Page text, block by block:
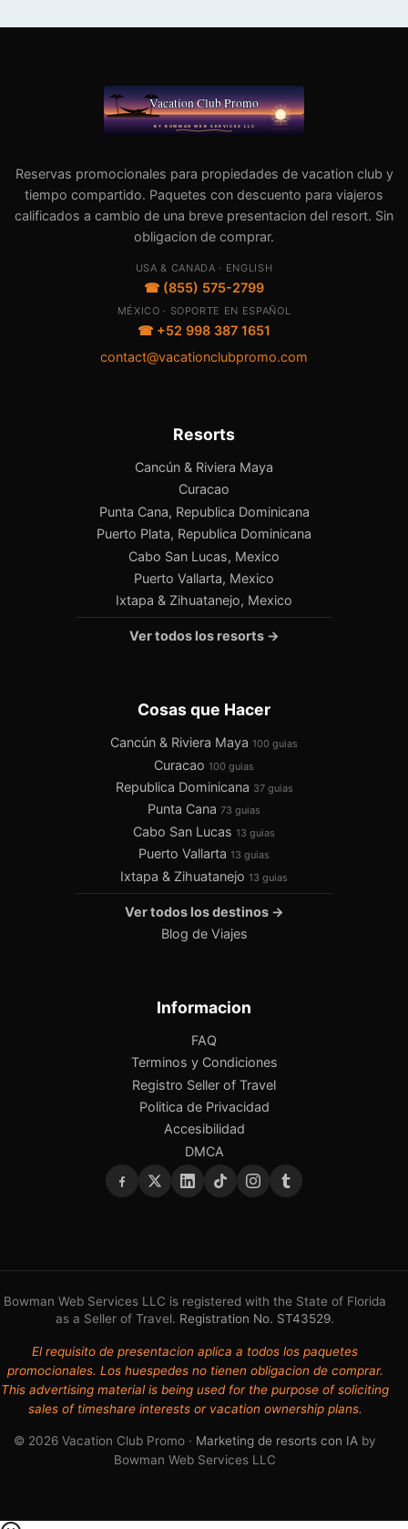
Reservas promocionales para propiedades de vacation club y
tiempo compartido. Paquetes con descuento para viajeros
calificados a cambio de una breve presentacion del resort. Sin
obligacion de comprar.
USA & CANADA · ENGLISH
☎ (855) 575-2799
MÉXICO · SOPORTE EN ESPAÑOL
☎ +52 998 387 1651
contact@vacationclubpromo.com
Resorts
Cancún & Riviera Maya
Curacao
Punta Cana, Republica Dominicana
Puerto Plata, Republica Dominicana
Cabo San Lucas, Mexico
Puerto Vallarta, Mexico
Ixtapa & Zihuatanejo, Mexico
Ver todos los resorts →
Cosas que Hacer
Cancún & Riviera Maya 100 guias
Curacao 100 guias
Republica Dominicana 37 guias
Punta Cana 73 guias
Cabo San Lucas 13 guias
Puerto Vallarta 13 guias
Ixtapa & Zihuatanejo 13 guias
Ver todos los destinos →
Blog de Viajes
Informacion
FAQ
Terminos y Condiciones
Registro Seller of Travel
Politica de Privacidad
Accesibilidad
DMCA
Bowman Web Services LLC is registered with the State of Florida
as a Seller of Travel. Registration No. ST43529.
El requisito de presentacion aplica a todos los paquetes
promocionales. Los huespedes no tienen obligacion de comprar.
This advertising material is being used for the purpose of soliciting
sales of timeshare interests or vacation ownership plans.
© 2026 Vacation Club Promo · Marketing de resorts con IA by
Bowman Web Services LLC